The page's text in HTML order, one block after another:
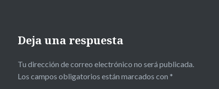
Deja una respuesta
Tu dirección de correo electrónico no será publicada.
Los campos obligatorios están marcados con *